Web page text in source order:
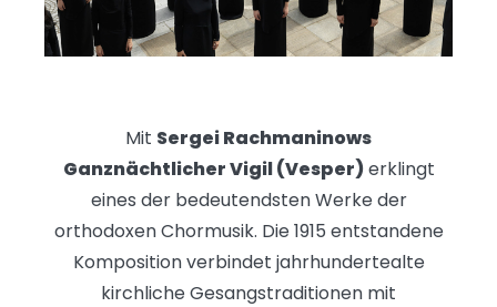
Mit Sergei Rachmaninows
Ganznächtlicher Vigil (Vesper)erklingt
eines der bedeutendsten Werke der
orthodoxen Chormusik. Die 1915 entstandene
Komposition verbindet jahrhundertealte
kirchliche Gesangstraditionen mit